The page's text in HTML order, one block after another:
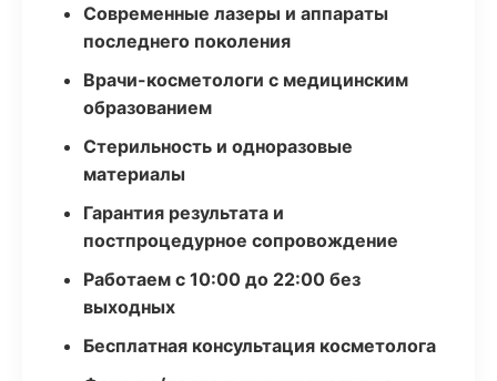
Современные лазеры и аппараты
последнего поколения
Врачи-косметологи с медицинским
образованием
Стерильность и одноразовые
материалы
Гарантия результата и
постпроцедурное сопровождение
Работаем с 10:00 до 22:00 без
выходных
Бесплатная консультация косметолога